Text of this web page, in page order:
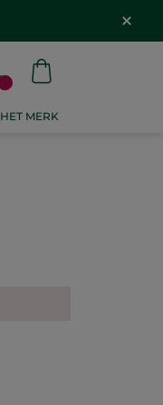
HET MERK